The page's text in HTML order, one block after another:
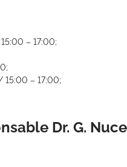
– 17:00;
– 17:00;
Dr. G.